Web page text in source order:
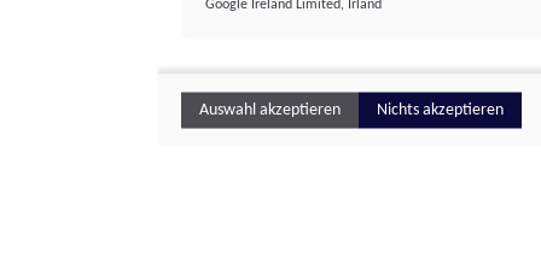
Google Ireland Limited, Irland
Auswahl akzeptieren Nichts akzeptieren